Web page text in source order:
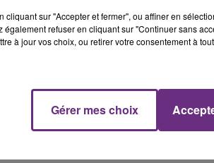
Une fête est donc organisée
conviés !
19h00 - 19h15
cliquant sur "Accepter et fermer", ou affiner en
également refuser en cliquant sur "Continuer sans
à jour vos choix, ou retirer votre consentement à
Gérer mes choix